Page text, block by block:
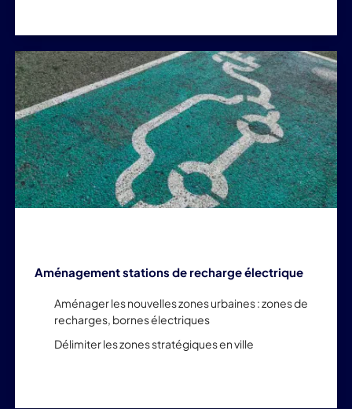
Aménagement stations de recharge électrique
Aménager les nouvelles zones urbaines : zones de
recharges, bornes électriques
Délimiter les zones stratégiques en ville